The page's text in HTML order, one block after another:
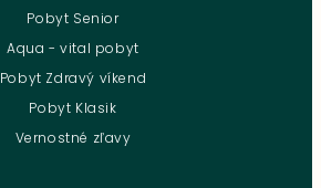
Pobyt Senior
Aqua - vital pobyt
Pobyt Zdravý víkend
Pobyt Klasik
Vernostné zľavy